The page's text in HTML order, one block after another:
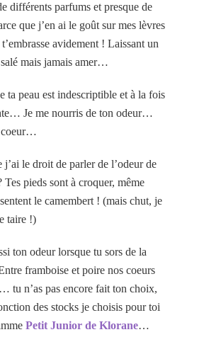
différents parfums et presque de
que j’en ai le goût sur mes lèvres
avidement ! Laissant un
mais jamais amer…
ta peau est indescriptible et à la fois
Je me nourris de ton odeur…
coeur…
j’ai le droit de parler de l’odeur de
Tes pieds sont à croquer, même
le camembert ! (mais chut, je
taire !)
ton odeur lorsque tu sors de la
framboise et poire nos coeurs
tu n’as pas encore fait ton choix,
des stocks je choisis pour toi
Petit Junior de Klorane…